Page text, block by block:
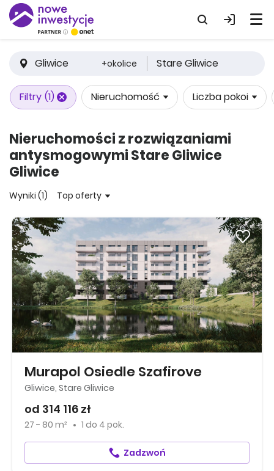
Gliwice +okolice Stare Gliwice
Filtry (1) Nieruchomość Liczba pokoi
Nieruchomości z rozwiązaniami
antysmogowymi Stare Gliwice
Gliwice
Wyniki (1) Top oferty
Murapol Osiedle Szafirove
Gliwice, Stare Gliwice
od 314 116 zł
27 - 80 m² 1 do 4 pok.
Zadzwoń